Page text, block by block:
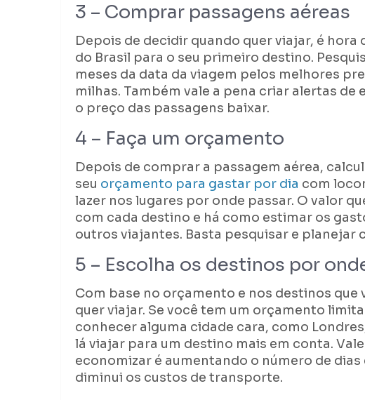
3 – Comprar passagens aéreas
Depois de decidir quando quer viajar, é hora
do Brasil para o seu primeiro destino.
meses da data da viagem pelos melhores
milhas. Também vale a pena criar alertas
o preço das passagens baixar.
4 – Faça um orçamento
Depois de comprar a passagem aérea,
seu orçamento para gastar por dia com
lazer nos lugares por onde passar. O valor
com cada destino e há como estimar os
outros viajantes. Basta pesquisar e planejar
5 – Escolha os destinos por
Com base no orçamento e nos destinos
quer viajar. Se você tem um orçamento
conhecer alguma cidade cara, como
lá viajar para um destino mais em conta.
economizar é aumentando o número de
diminui os custos de transporte.